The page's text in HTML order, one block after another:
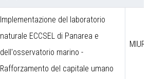
Implementazione del laboratorio
naturale ECCSEL di Panarea e
dell'osservatorio marino -
Rafforzamento del capitale umano
MIUR